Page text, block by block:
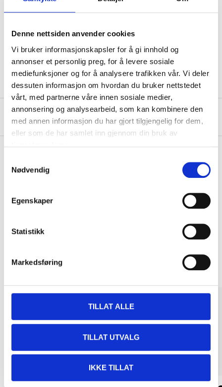
Denne nettsiden anvender cookies
Vi bruker informasjonskapsler for å gi innhold og
annonser et personlig preg, for å levere sosiale
mediefunksjoner og for å analysere trafikken vår. Vi deler
dessuten informasjon om hvordan du bruker nettstedet
vårt, med partnerne våre innen sosiale medier,
annonsering og analysearbeid, som kan kombinere den
med annen informasjon du har gjort tilgjengelig for dem,
eller som de har samlet inn gjennom din bruk av
Nødvendig
Egenskaper
Statistikk
Markedsføring
TILLAT ALLE
TILLAT UTVALG
IKKE TILLAT
Material
16 cm
Thickness
18 mm
About the manufacturer